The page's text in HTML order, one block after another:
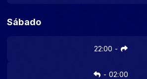
Sábado
22:00 -
- 02:00